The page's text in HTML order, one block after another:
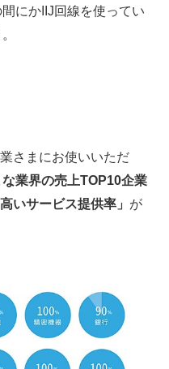
にかIIJ回線を使ってい
さまにお使いいただ
な業界の売上TOP10企業
いサービス提供率」 が